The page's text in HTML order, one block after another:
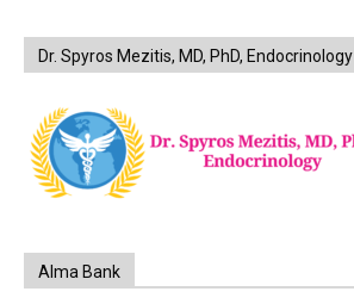
Dr. Spyros Mezitis, MD, PhD, Endocrinology
Alma Bank